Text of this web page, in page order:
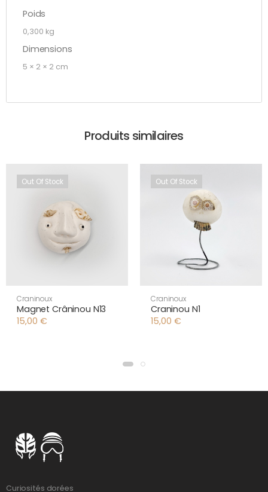
Poids
0,300 kg
Dimensions
5 × 2 × 2 cm
Produits similaires
Out Of Stock
Craninoux
Magnet Crâninou N13
15,00 €
Out Of Stock
Craninoux
Craninou N1
15,00 €
Curiosités dorées